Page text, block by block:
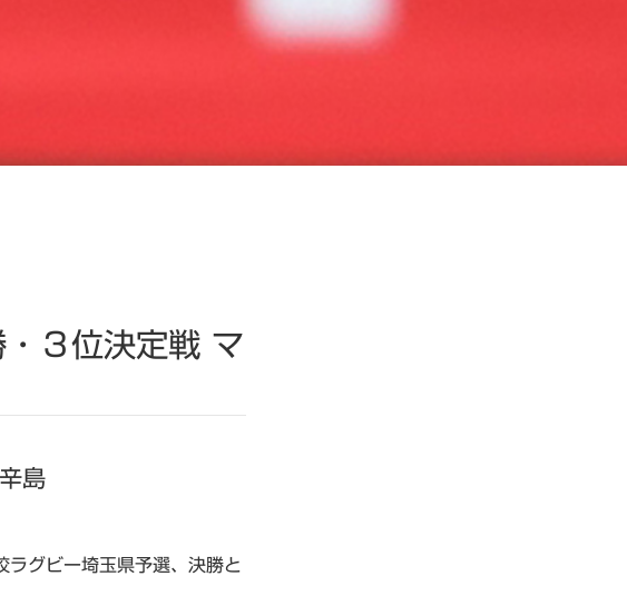
３位決定戦 マ
島
ラグビー埼玉県予選、決勝と